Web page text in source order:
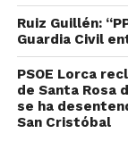
Ruiz Guillén:
Guardia Civil
PSOE Lorca
de Santa Rosa
se ha
San Cristóbal